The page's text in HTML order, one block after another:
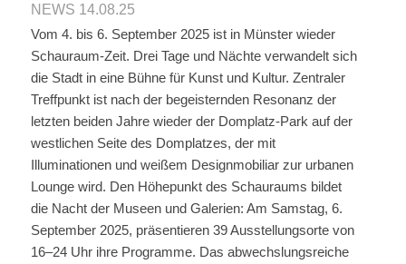
NEWS 14.08.25
Vom 4. bis 6. September 2025 ist in Münster wieder
Schauraum-Zeit. Drei Tage und Nächte verwandelt sich
die Stadt in eine Bühne für Kunst und Kultur. Zentraler
Treffpunkt ist nach der begeisternden Resonanz der
letzten beiden Jahre wieder der Domplatz-Park auf der
westlichen Seite des Domplatzes, der mit
Illuminationen und weißem Designmobiliar zur urbanen
Lounge wird. Den Höhepunkt des Schauraums bildet
die Nacht der Museen und Galerien: Am Samstag, 6.
September 2025, präsentieren 39 Ausstellungsorte von
16–24 Uhr ihre Programme. Das abwechslungsreiche